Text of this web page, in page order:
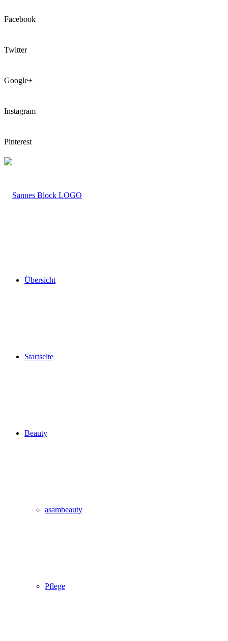
Facebook
Twitter
Google+
Instagram
Pinterest
LOGO
Übersicht
Startseite
Beauty
asambeauty
Pflege